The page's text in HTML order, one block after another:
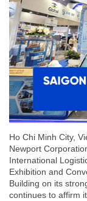
Ho Chi Minh City,
Newport
International
Exhibition and
Building on its
continues to affirm